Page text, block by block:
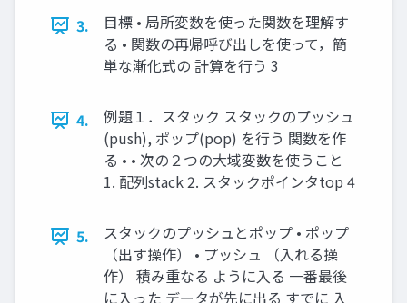
3.
目標 • 局所変数を使った関数を理解す
る • 関数の再帰呼び出しを使って，簡
単な漸化式の 計算を行う 3
4.
例題１．スタック スタックのプッシュ
(push), ポップ(pop) を行う 関数を作
る • • 次の２つの大域変数を使うこと
1. 配列stack 2. スタックポインタtop 4
5.
スタックのプッシュとポップ • ポップ
（出す操作） • プッシュ （入れる操
作） 積み重なる ように入る 一番最後
に入った データが先に出る すでに 入